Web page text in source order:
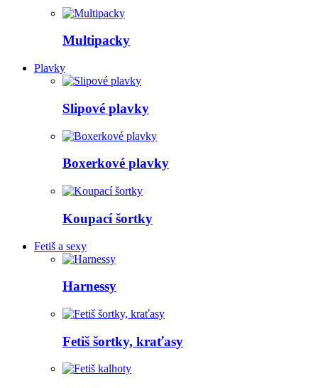
Multipacky
Plavky
Slipové plavky
Boxerkové plavky
Koupací šortky
Fetiš a sexy
Harnessy
Fetiš šortky, kraťasy